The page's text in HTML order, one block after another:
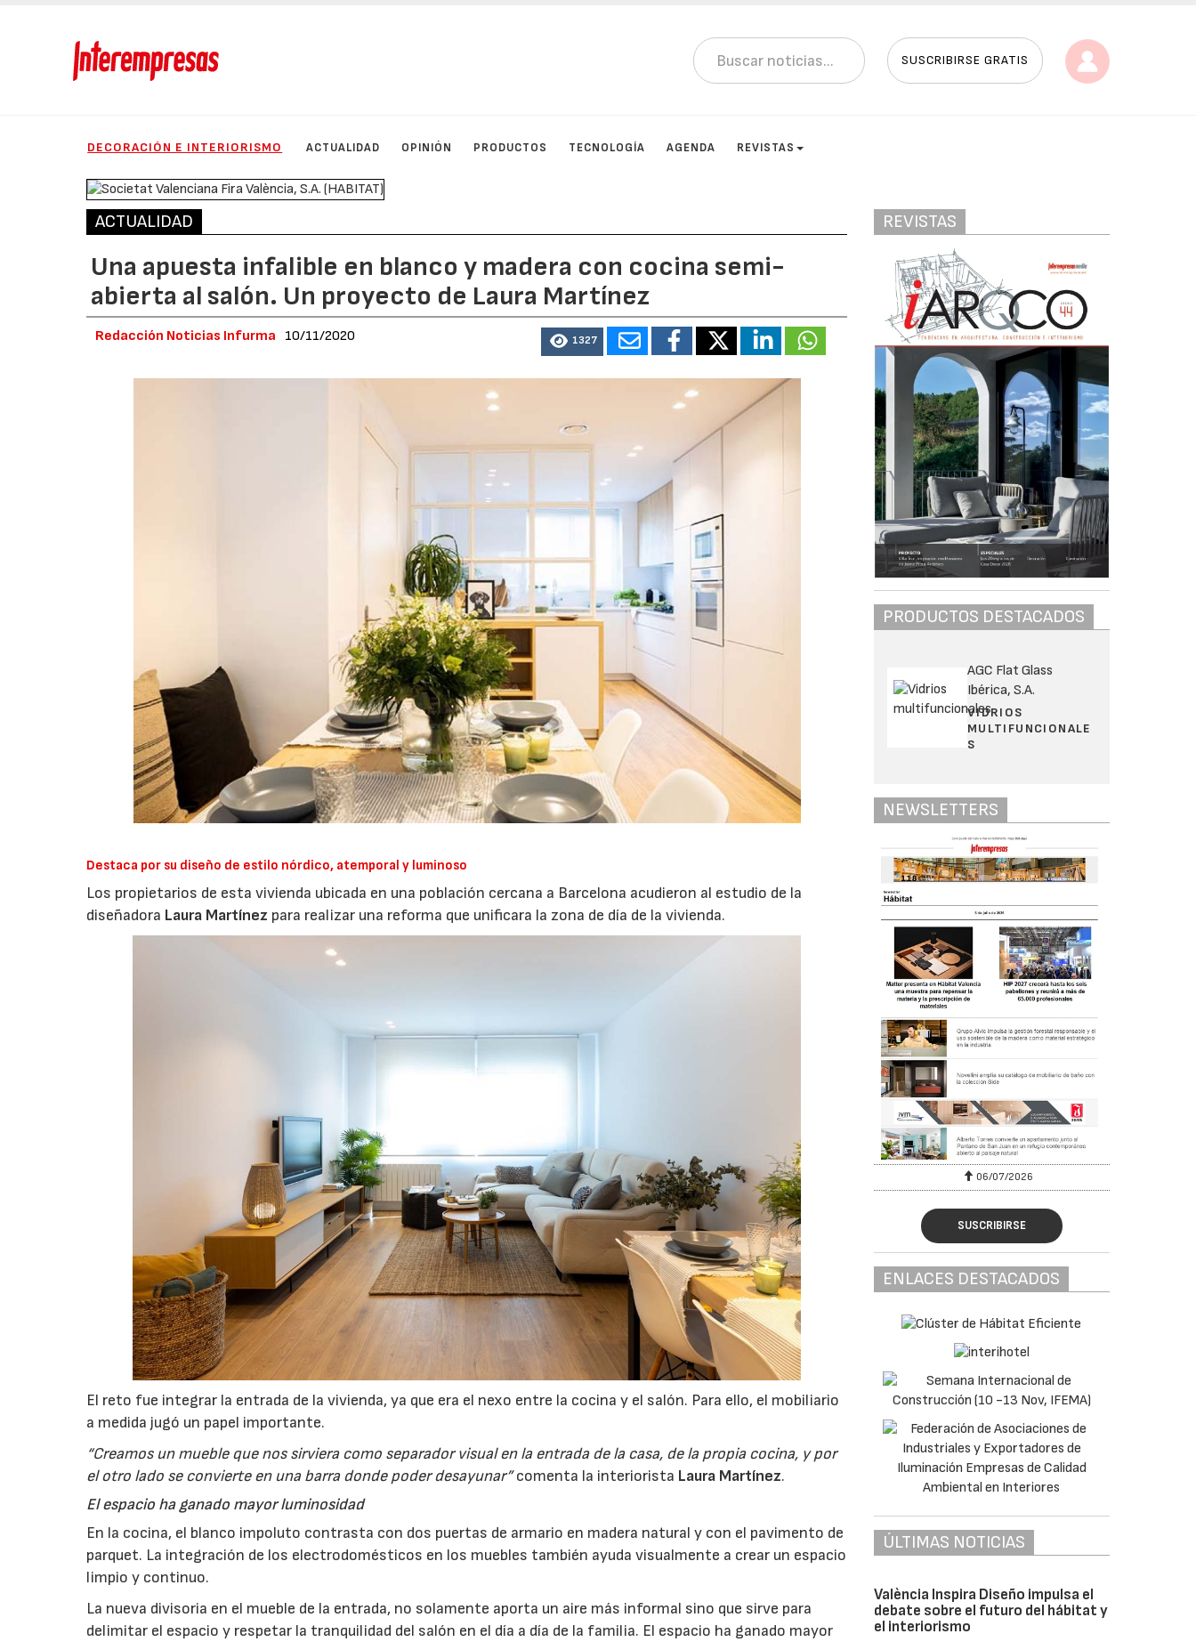
SUSCRIBIRSE GRATIS
DECORACIÓN E INTERIORISMO ACTUALIDAD OPINIÓN PRODUCTOS TECNOLOGÍA AGENDA REVISTAS
ACTUALIDAD
Una apuesta infalible en blanco y madera con cocina semi-
abierta al salón. Un proyecto de Laura Martínez
Redacción Noticias Infurma 10/11/2020 1327
Destaca por su diseño de estilo nórdico, atemporal y luminoso
Los propietarios de esta vivienda ubicada en una población cercana a Barcelona acudieron al estudio de la
diseñadora Laura Martínez para realizar una reforma que unificara la zona de día de la vivienda.
El reto fue integrar la entrada de la vivienda, ya que era el nexo entre la cocina y el salón. Para ello, el mobiliario
a medida jugó un papel importante.
“Creamos un mueble que nos sirviera como separador visual en la entrada de la casa, de la propia cocina, y por
el otro lado se convierte en una barra donde poder desayunar”comenta la interiorista Laura Martínez.
El espacio ha ganado mayor luminosidad
En la cocina, el blanco impoluto contrasta con dos puertas de armario en madera natural y con el pavimento de
parquet. La integración de los electrodomésticos en los muebles también ayuda visualmente a crear un espacio
limpio y continuo.
La nueva divisoria en el mueble de la entrada, no solamente aporta un aire más informal sino que sirve para
delimitar el espacio y respetar la tranquilidad del salón en el día a día de la familia. El espacio ha ganado mayor
REVISTAS
PRODUCTOS DESTACADOS
AGC Flat Glass
Ibérica, S.A.
VIDRIOS
MULTIFUNCIONALE
S
NEWSLETTERS
06/07/2026 20/07/2026 06/07/2026
SUSCRIBIRSE
ENLACES DESTACADOS
ÚLTIMAS NOTICIAS
València Inspira Diseño impulsa el
debate sobre el futuro del hábitat y
el interiorismo